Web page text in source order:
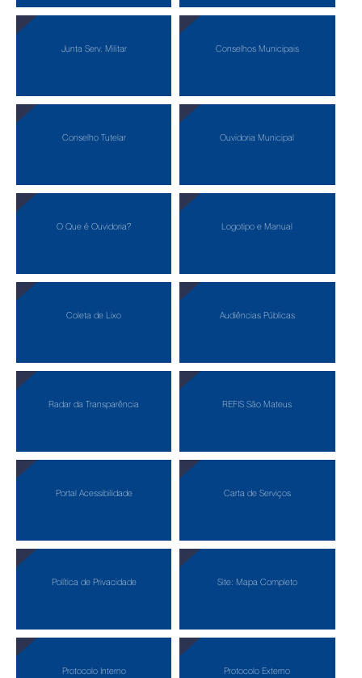
Junta Serv. Militar Conselhos Municipais
Conselho Tutelar Ouvidoria Municipal
O Que é Ouvidoria? Logotipo e Manual
Coleta de Lixo Audiências Públicas
Radar da Transparência REFIS São Mateus
Portal Acessibilidade Carta de Serviços
Política de Privacidade Site: Mapa Completo
Protocolo Interno Protocolo Externo